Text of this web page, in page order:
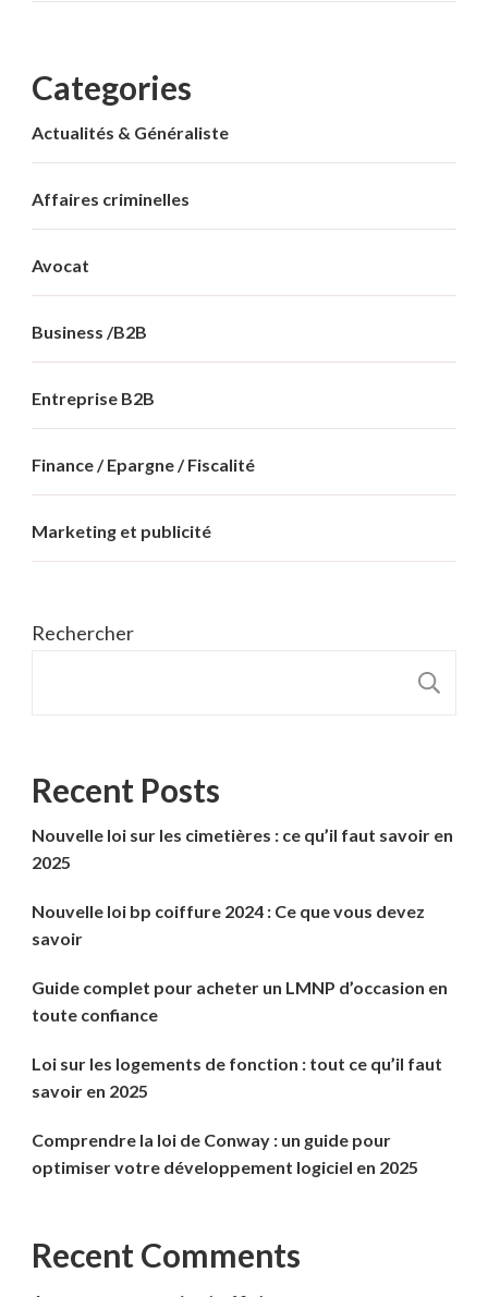
Categories
Actualités & Généraliste
Affaires criminelles
Avocat
Business /B2B
Entreprise B2B
Finance / Epargne / Fiscalité
Marketing et publicité
Rechercher
Recent Posts
Nouvelle loi sur les cimetières : ce qu’il faut savoir en
2025
Nouvelle loi bp coiffure 2024 : Ce que vous devez
savoir
Guide complet pour acheter un LMNP d’occasion en
toute confiance
Loi sur les logements de fonction : tout ce qu’il faut
savoir en 2025
Comprendre la loi de Conway : un guide pour
optimiser votre développement logiciel en 2025
Recent Comments